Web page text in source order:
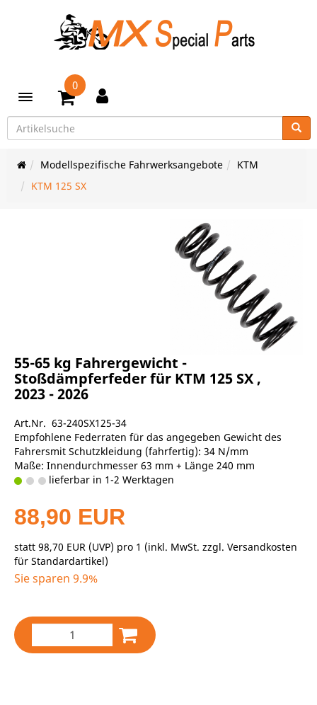
Toggle navigation
0
Modellspezifische Fahrwerksangebote
KTM
KTM 125 SX
55-65 kg Fahrergewicht -
Stoßdämpferfeder für KTM 125 SX ,
2023 - 2026
Art.Nr. 63-240SX125-34
Empfohlene Federraten für das angegeben Gewicht des
Fahrersmit Schutzkleidung (fahrfertig): 34 N/mm
Maße: Innendurchmesser 63 mm + Länge 240 mm
lieferbar in 1-2 Werktagen
88,90 EUR
statt 98,70 EUR (UVP) pro 1 (inkl. MwSt. zzgl. Versandkosten
für Standardartikel)
Sie sparen 9.9%